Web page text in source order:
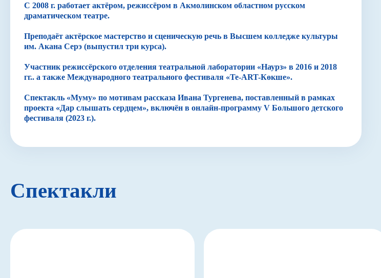
С 2008 г. работает актёром, режиссёром в Акмолинском областном русском
драматическом театре.
Преподаёт актёрское мастерство и сценическую речь в Высшем колледже культуры
им. Акана Серэ (выпустил три курса).
Участник режиссёрского отделения театральной лаборатории «Наурз» в 2016 и 2018
гг.. а также Международного театрального фестиваля «Те-ART-Көкше».
Спектакль «Муму» по мотивам рассказа Ивана Тургенева, поставленный в рамках
проекта «Дар слышать сердцем», включён в онлайн-программу V Большого детского
фестиваля (2023 г.).
Спектакли